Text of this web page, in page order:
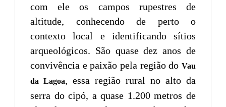
com ele os campos rupestres de
altitude, conhecendo de perto o
contexto local e identificando sítios
arqueológicos. São quase dez anos de
convivência e paixão pela região do Vau
da Lagoa, essa região rural no alto da
serra do cipó, a quase 1.200 metros de